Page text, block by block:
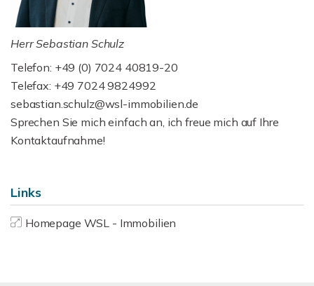
Herr Sebastian Schulz
Telefon: +49 (0) 7024 40819-20
Telefax: +49 7024 9824992
sebastian.schulz@wsl-immobilien.de
Sprechen Sie mich einfach an, ich freue mich auf Ihre
Kontaktaufnahme!
Links
Homepage WSL - Immobilien